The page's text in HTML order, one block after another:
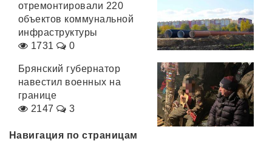
отремонтировали 220
объектов коммунальной
инфраструктуры
1731
0
Брянский губернатор
навестил военных на
границе
2147
3
Навигация по страницам